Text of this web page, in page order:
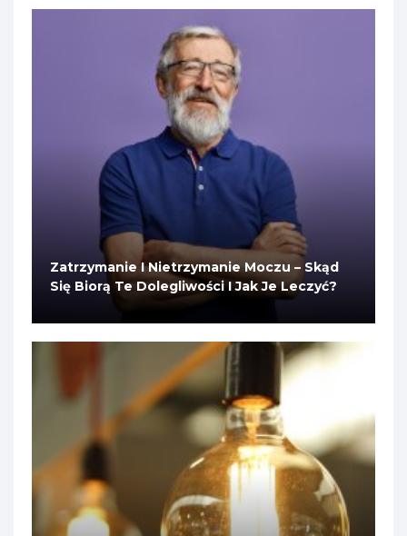
Zatrzymanie I Nietrzymanie Moczu – Skąd
Się Biorą Te Dolegliwości I Jak Je Leczyć?